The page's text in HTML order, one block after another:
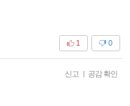
0
1
신고 | 공감 확인